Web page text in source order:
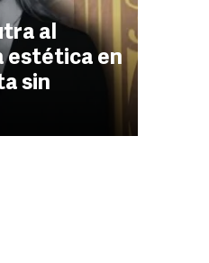
al
estética en
sin